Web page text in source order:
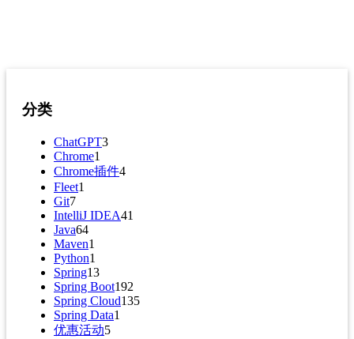
分类
ChatGPT3
Chrome1
Chrome插件4
Fleet1
Git7
IntelliJ IDEA41
Java64
Maven1
Python1
Spring13
Spring Boot192
Spring Cloud135
Spring Data1
优惠活动5